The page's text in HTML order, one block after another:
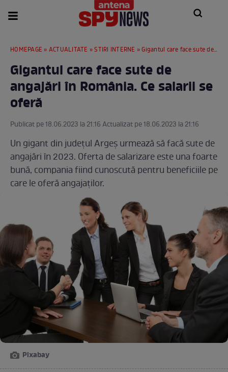
HOMEPAGE » ACTUALITATE »STIRI INTERNE » Gigantul care face sute de angajări în România. Ce salarii se oferă
Gigantul care face sute de
angajări în România. Ce salarii se
oferă
Publicat pe 18.06.2023 la 21:16 Actualizat pe 18.06.2023 la 21:16
Un gigant din județul Argeș urmează să facă sute de
angajări în 2023. Oferta de salarizare este una foarte
bună, compania fiind cunoscută pentru beneficiile pe
care le oferă angajaților.
Pixabay